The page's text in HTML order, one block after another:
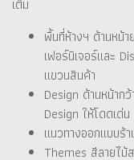
เต็ม
พื้นที่ห้างฯ ด้านหน้
เฟอร์นิเจอร์และ
แขวนสินค้า
Design ด้านหน้าก
Design ให้โดดเด่น
แนวทางออกแบบร้
Themes สีลายไม้